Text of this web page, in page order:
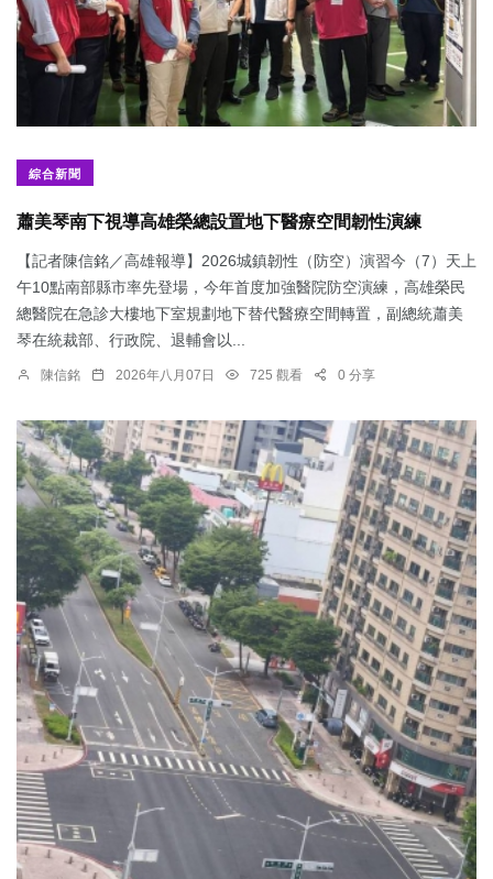
綜合新聞
蕭美琴南下視導高雄榮總設置地下醫療空間韌性演練
【記者陳信銘／高雄報導】2026城鎮韌性（防空）演習今（7）天上
午10點南部縣市率先登場，今年首度加強醫院防空演練，高雄榮民
總醫院在急診大樓地下室規劃地下替代醫療空間轉置，副總統蕭美
琴在統裁部、行政院、退輔會以...
陳信銘 2026年八月07日 725 觀看 0 分享